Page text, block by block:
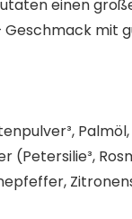
einen
mit
Palmöl,
(Petersilie³,